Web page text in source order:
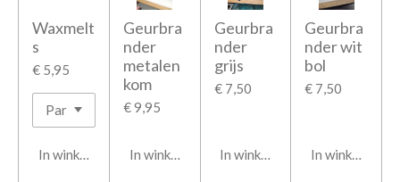
Waxmelt
s
€ 5,95
In winkelwagen
Geurbra
nder
metalen
kom
€ 9,95
In winkelwagen
Geurbra
nder
grijs
€ 7,50
In winkelwagen
Geurbra
nder wit
bol
€ 7,50
In